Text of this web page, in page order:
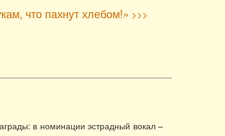
что пахнут хлебом!» >>>
в номинации эстрадный вокал –